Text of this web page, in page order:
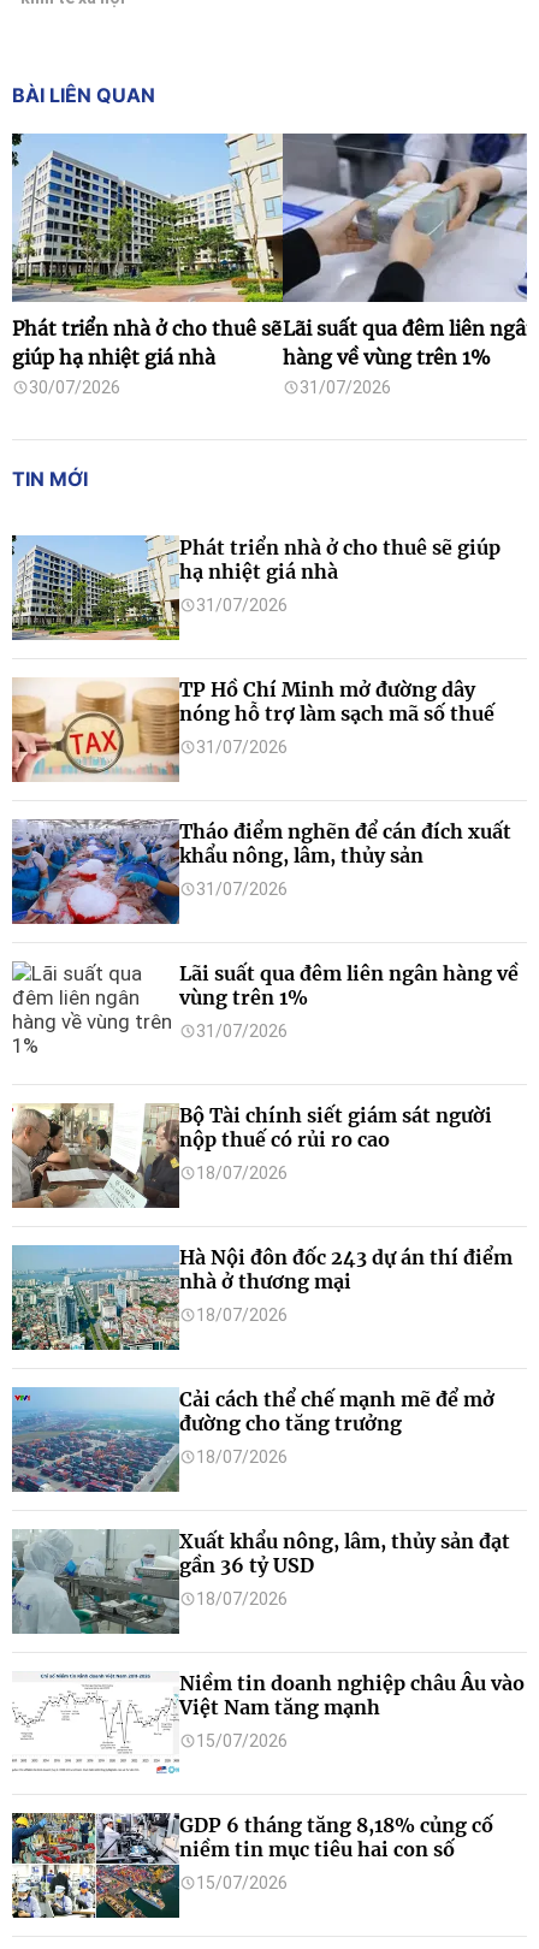
BÀI LIÊN QUAN
Phát triển nhà ở cho thuê sẽ
giúp hạ nhiệt giá nhà
30/07/2026
Lãi suất qua đêm liên ngân
hàng về vùng trên 1%
31/07/2026
TIN MỚI
Phát triển nhà ở cho thuê sẽ giúp
hạ nhiệt giá nhà
31/07/2026
TP Hồ Chí Minh mở đường dây
nóng hỗ trợ làm sạch mã số thuế
31/07/2026
Tháo điểm nghẽn để cán đích xuất
khẩu nông, lâm, thủy sản
31/07/2026
Lãi suất qua đêm liên ngân hàng về
vùng trên 1%
31/07/2026
Bộ Tài chính siết giám sát người
nộp thuế có rủi ro cao
18/07/2026
Hà Nội đôn đốc 243 dự án thí điểm
nhà ở thương mại
18/07/2026
Cải cách thể chế mạnh mẽ để mở
đường cho tăng trưởng
18/07/2026
Xuất khẩu nông, lâm, thủy sản đạt
gần 36 tỷ USD
18/07/2026
Niềm tin doanh nghiệp châu Âu vào
Việt Nam tăng mạnh
15/07/2026
GDP 6 tháng tăng 8,18% củng cố
niềm tin mục tiêu hai con số
15/07/2026